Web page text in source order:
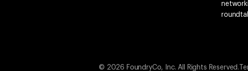
© 2026 FoundryCo, Inc. All Rights Reserved.